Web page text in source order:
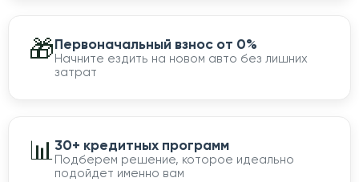
🎁Первоначальный взнос от 0%
Начните ездить на новом авто без лишних
затрат
📊30+ кредитных программ
Подберем решение, которое идеально
подойдет именно вам